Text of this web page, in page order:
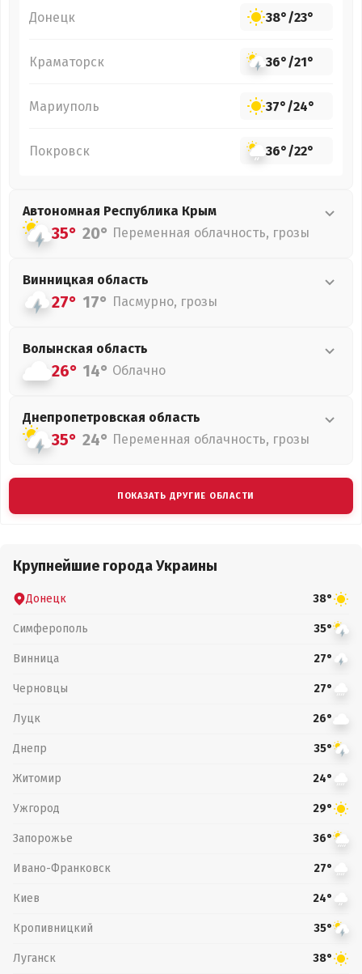
Донецк 38°/23°
Краматорск 36°/21°
Мариуполь 37°/24°
Покровск 36°/22°
Автономная Республика Крым
35° 20° Переменная облачность, грозы
Винницкая область
27° 17° Пасмурно, грозы
Волынская область
26° 14° Облачно
Днепропетровская область
35° 24° Переменная облачность, грозы
ПОКАЗАТЬ ДРУГИЕ ОБЛАСТИ
Крупнейшие города Украины
Донецк 38°
Симферополь 35°
Винница 27°
Черновцы 27°
Луцк 26°
Днепр 35°
Житомир 24°
Ужгород 29°
Запорожье 36°
Ивано-Франковск 27°
Киев 24°
Кропивницкий 35°
Луганск 38°